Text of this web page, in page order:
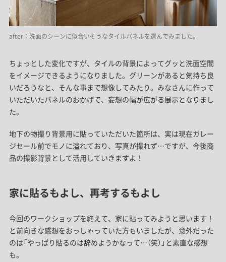
after：洗面のシーンに似合いそうなタイルパネルを選んでみました。
ちょっとした変化ですが、タイルの背景によってグッと洗面空間
をイメージできるようになりました。グリーンがあると気持ち良
いだろうなと、そんな事まで想像してみたり。みなさんに作って
いただいたパネルのおかげで、妄想の幅が広がる展示となりまし
た。
地下の物撮り背景用に貼っていただいた箇所は、実は現在ガレー
ジセール前でモノに溢れており、写真が撮れず…ですが、今後商
品の撮影背景として活用していきますよ！
家に貼るもよし、再考するもよし
今回のワークショップを終えて、家に貼ってみようと思います！
と前向きな感想をおっしゃっていた方もいましたが、意外だった
のは「やっぱり貼るのは辞めようかなって…（笑）」と素直な感想
も。